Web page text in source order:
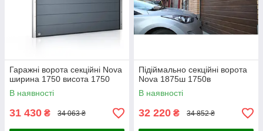
Гаражні ворота секційні Nova
ширина 1750 висота 1750
В наявності
31 430 ₴ 34 063 ₴
Підіймально секційні ворота
Nova 1875ш 1750в
В наявності
32 220 ₴ 34 852 ₴